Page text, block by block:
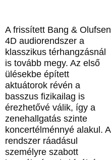
A frissített Bang & Olufsen
4D audiorendszer a
klasszikus térhangzásnál
is tovább megy. Az első
ülésekbe épített
aktuátorok révén a
basszus fizikailag is
érezhetővé válik, így a
zenehallgatás szinte
koncertélménnyé alakul. A
rendszer ráadásul
személyre szabott